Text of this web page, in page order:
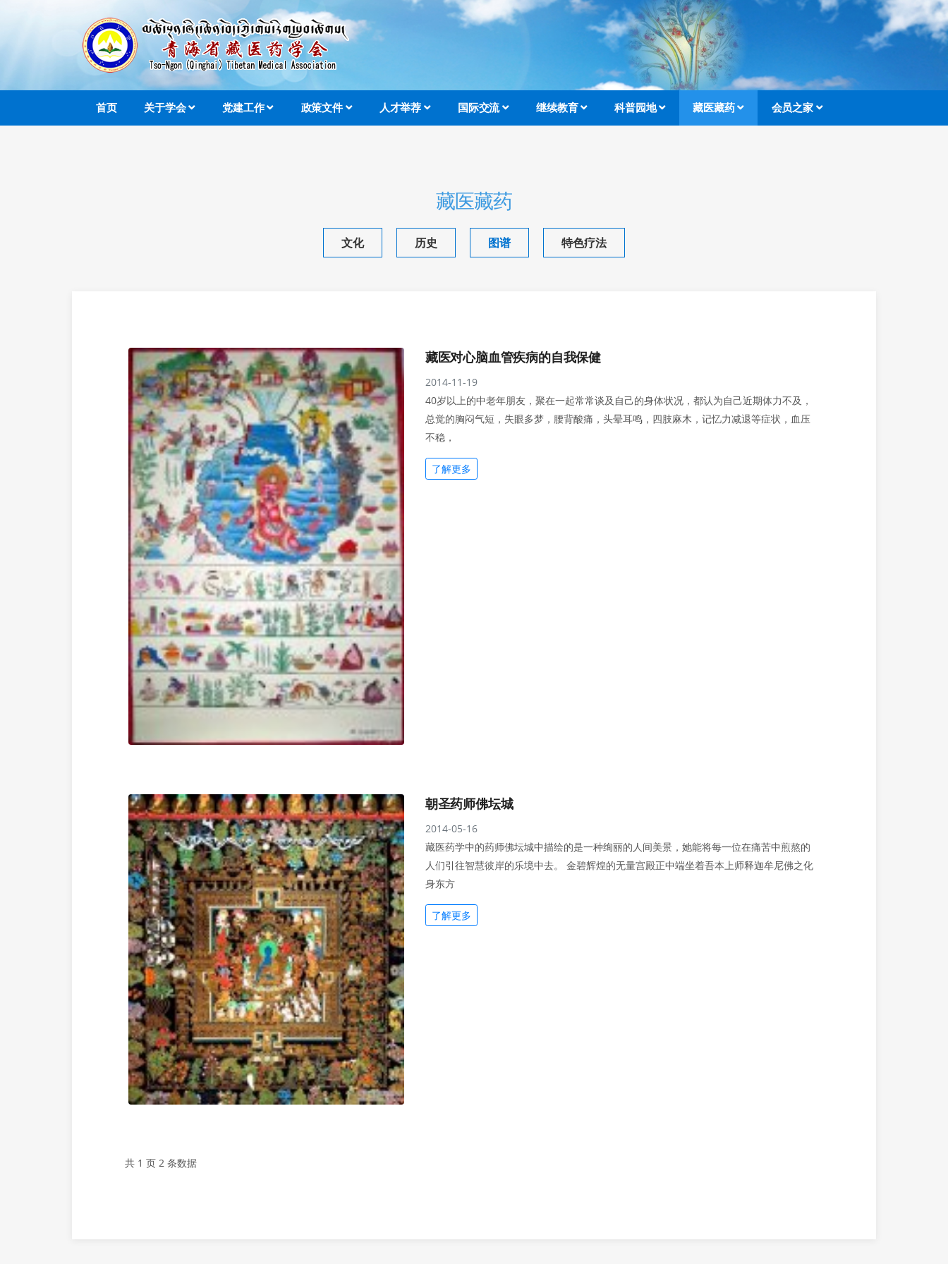
首页 关于学会 党建工作 政策文件 人才举荐 国际交流 继续教育 科普园地 藏医藏药 会员之家
藏医藏药
文化 历史 图谱 特色疗法
藏医对心脑血管疾病的自我保健
2014-11-19
40岁以上的中老年朋友，聚在一起常常谈及自己的身体状况，都认为自己近期体力不及，
总觉的胸闷气短，失眼多梦，腰背酸痛，头晕耳鸣，四肢麻木，记忆力减退等症状，血压
不稳，
了解更多
朝圣药师佛坛城
2014-05-16
藏医药学中的药师佛坛城中描绘的是一种绚丽的人间美景，她能将每一位在痛苦中煎熬的
人们引往智慧彼岸的乐境中去。 金碧辉煌的无量宫殿正中端坐着吾本上师释迦牟尼佛之化
身东方
了解更多
共 1 页 2 条数据